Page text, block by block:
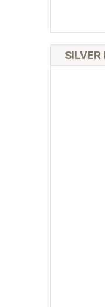
SILVER